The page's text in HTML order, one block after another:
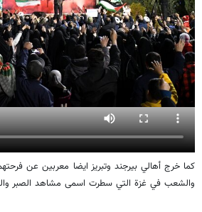
كما خرج أهالي بيرجند وتبريز ايضا معربين عن
والشعب في غزة التي سطرت اسمى مشاهد الصبر